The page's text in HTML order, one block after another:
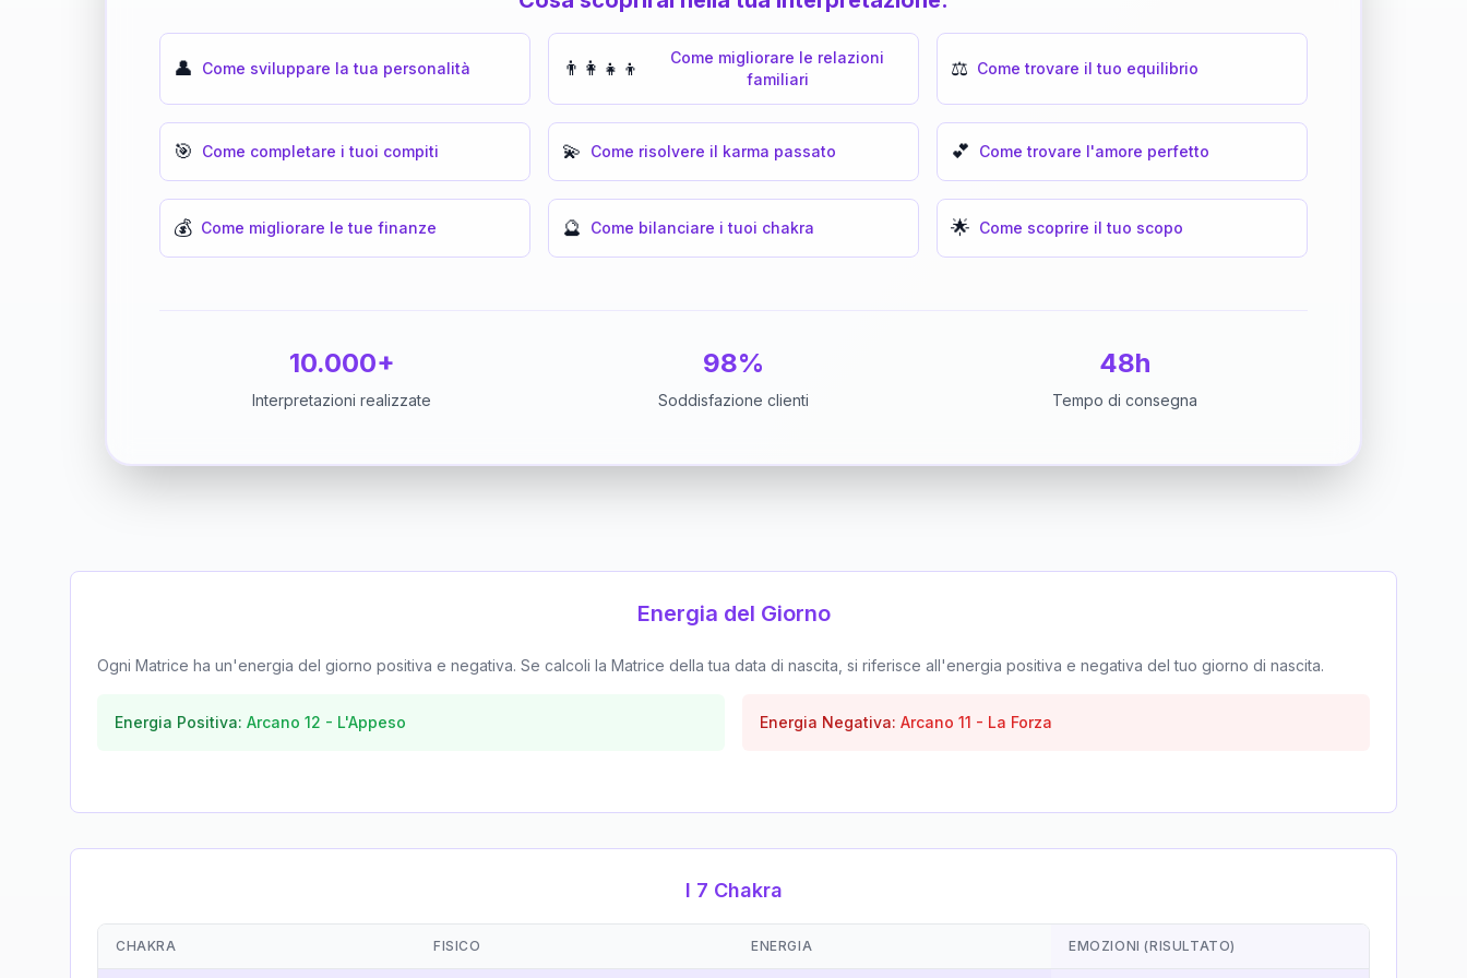
👤 Come sviluppare la tua personalità 👨‍👩‍👧‍👦
Come migliorare le relazioni
familiari
⚖️ Come trovare il tuo equilibrio
🎯 Come completare i tuoi compiti 💫 Come risolvere il karma passato 💕 Come trovare l'amore perfetto
💰 Come migliorare le tue finanze 🔮 Come bilanciare i tuoi chakra 🌟 Come scoprire il tuo scopo
10.000+
Interpretazioni realizzate
98%
Soddisfazione clienti
48h
Tempo di consegna
Energia del Giorno
Ogni Matrice ha un'energia del giorno positiva e negativa. Se calcoli la Matrice della tua data di nascita, si riferisce all'energia positiva e negativa del tuo giorno di nascita.
Energia Positiva: Arcano 12 - L'Appeso Energia Negativa: Arcano 11 - La Forza
I 7 Chakra
CHAKRA FISICO ENERGIA EMOZIONI (RISULTATO)